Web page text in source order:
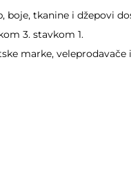
boje, tkanine i džepovi
3. stavkom 1.
marke, veleprodavače